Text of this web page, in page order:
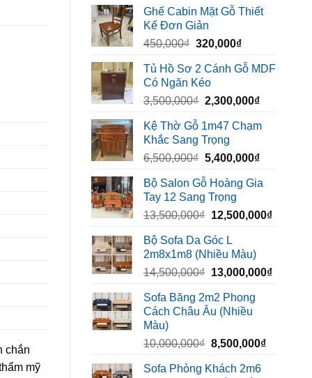
là:
2,500,000₫.
tại
Ghế Cabin Mặt Gỗ Thiết
Kế Đơn Giản
450,000₫ Giá
là:
450,000₫.
320,000₫Giá
tại
320,000₫.
Tủ Hồ Sơ 2 Cánh Gỗ MDF
Có Ngăn Kéo
3,500,000₫ Giá
là:
3,500,000₫.
2,300,000₫Giá
tại
Kệ Thờ Gỗ 1m47 Chạm
Khắc Sang Trọng
6,500,000₫ Giá
là:
6,500,000₫.
5,400,000₫Giá
tại
Bộ Salon Gỗ Hoàng Gia
Tay 12 Sang Trọng
13,500,000₫ Giá
là:
13,500,000₫.
12,500,000₫Giá
Bộ Sofa Da Góc L
2m8x1m8 (Nhiều Màu)
14,500,000₫ Giá
là:
14,500,000₫.
13,000,000₫Giá
Sofa Băng 2m2 Phong
Cách Châu Âu (Nhiều
Màu)
10,000,000₫ Giá
là:
8,500,000₫Giá
Sofa Phòng Khách 2m6
chắn
mỹ